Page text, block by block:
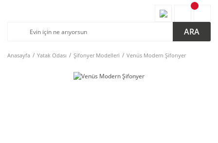
ARA
Anasayfa Yatak Odası Şifonyer Modelleri Venüs Modern Şifonyer